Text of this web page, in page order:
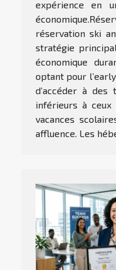
expérience en
réservation ski
stratégie
économique
optant pour
d’accéder à des
inférieurs à ceux
vacances
affluence. Les